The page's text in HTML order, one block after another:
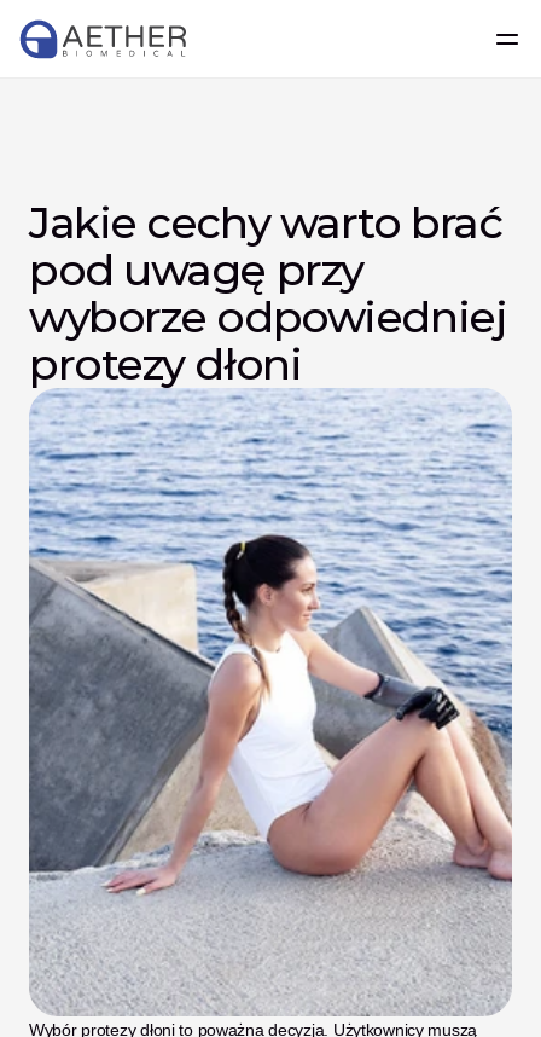
Jakie cechy warto brać
pod uwagę przy
wyborze odpowiedniej
protezy dłoni
Wybór protezy dłoni to poważna decyzja. Użytkownicy muszą